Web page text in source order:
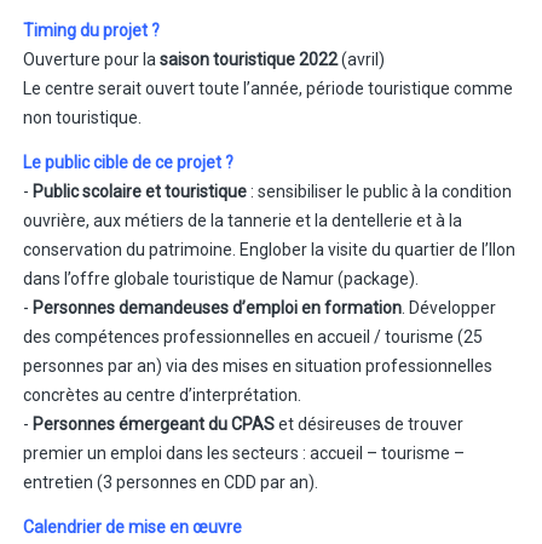
Timing du projet ?
Ouverture pour lasaison touristique 2022(avril)
Le centre serait ouvert toute l’année, période touristique comme
non touristique.
Le public cible de ce projet ?
- Public scolaire et touristique : sensibiliser le public à la condition
ouvrière, aux métiers de la tannerie et la dentellerie et à la
conservation du patrimoine. Englober la visite du quartier de l’Ilon
dans l’offre globale touristique de Namur (package).
- Personnes demandeuses d’emploi en formation . Développer
des compétences professionnelles en accueil / tourisme (25
personnes par an) via des mises en situation professionnelles
concrètes au centre d’interprétation.
- Personnes émergeant du CPASet désireuses de trouver
premier un emploi dans les secteurs : accueil – tourisme –
entretien (3 personnes en CDD par an).
Calendrier de mise en œuvre